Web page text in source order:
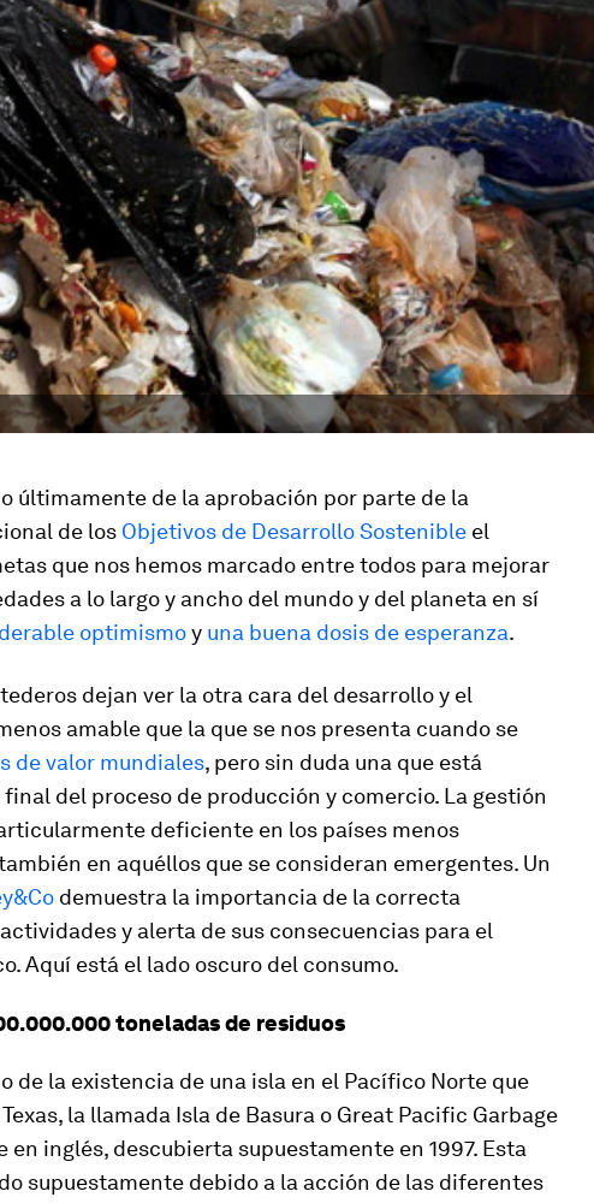
últimamente de la aprobación por parte de la
de los Objetivos de Desarrollo Sostenible el
que nos hemos marcado entre todos para mejorar
a lo largo y ancho del mundo y del planeta en sí
optimismoy una buena dosis de esperanza.
dejan ver la otra cara del desarrollo y el
amable que la que se nos presenta cuando se
de valor mundiales, pero sin duda una que está
del proceso de producción y comercio. La gestión
deficiente en los países menos
en aquéllos que se consideran emergentes. Un
demuestra la importancia de la correcta
y alerta de sus consecuencias para el
Aquí está el lado oscuro del consumo.
toneladas de residuos
de la existencia de una isla en el Pacífico Norte que
la llamada Isla de Basura o Great Pacific Garbage
en inglés, descubierta supuestamente en 1997. Esta
supuestamente debido a la acción de las diferentes